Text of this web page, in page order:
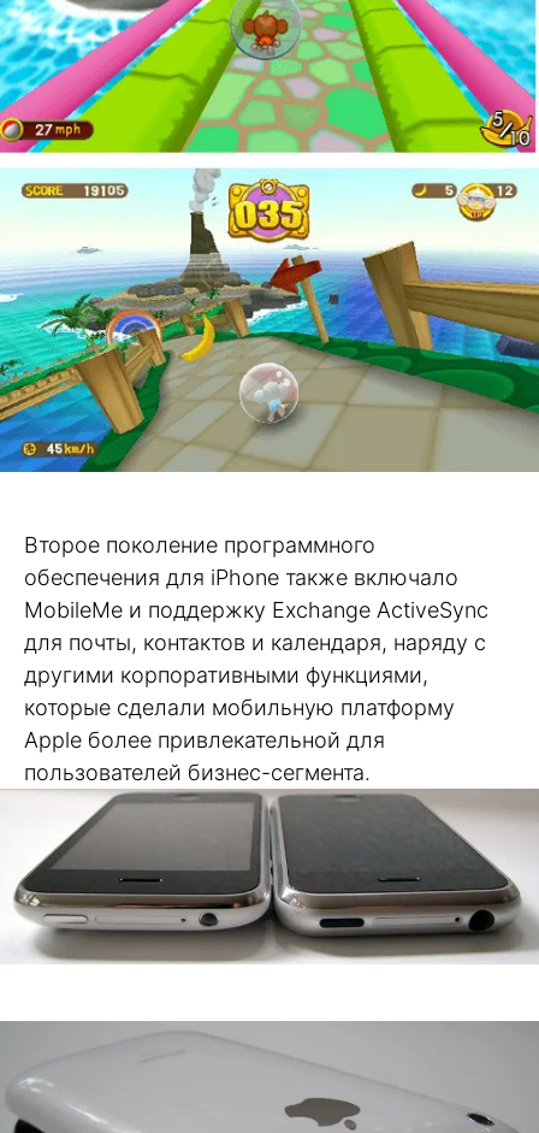
Второе поколение программного
обеспечения для iPhone также включало
MobileMe и поддержку Exchange ActiveSync
для почты, контактов и календаря, наряду с
другими корпоративными функциями,
которые сделали мобильную платформу
Apple более привлекательной для
пользователей бизнес-сегмента.